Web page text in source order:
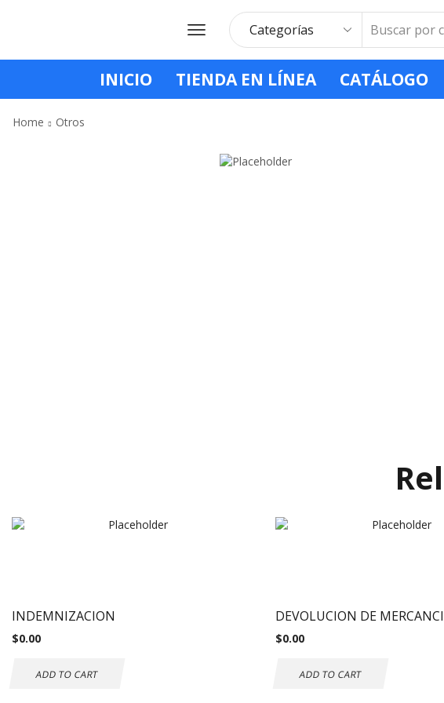
INICIO TIENDA EN LÍNEA CATÁLOGO
Home Otros
INDEMNIZACION
$0.00
ADD TO CART
DEVOLUCION DE
$0.00
ADD TO CART